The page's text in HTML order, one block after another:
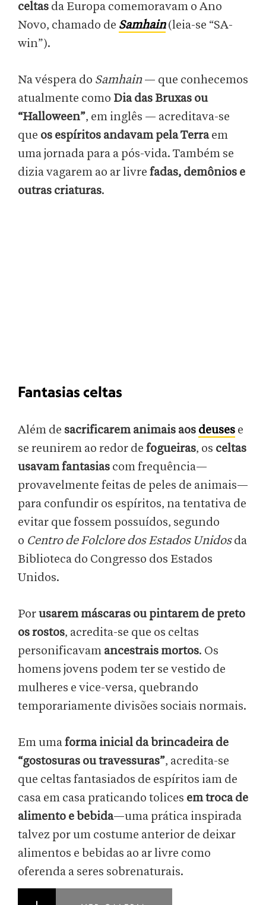
celtas da Europa comemoravam o Ano
Novo, chamado de Samhain(leia-se “SA-
win”).
Na véspera do Samhain— que conhecemos
atualmente como Dia das Bruxas ou
“Halloween”, em inglês — acreditava-se
que os espíritos andavam pela Terraem
uma jornada para a pós-vida. Também se
dizia vagarem ao ar livre fadas, demônios e
outras criaturas.
Fantasias celtas
Além de sacrificarem animais aos deuses e
se reunirem ao redor de fogueiras, os celtas
usavam fantasias com frequência—
provavelmente feitas de peles de animais—
para confundir os espíritos, na tentativa de
evitar que fossem possuídos, segundo
o Centro de Folclore dos Estados Unidosda
Biblioteca do Congresso dos Estados
Unidos.
Porusarem máscaras ou pintarem de preto
os rostos, acredita-se que os celtas
personificavam ancestrais mortos. Os
homens jovens podem ter se vestido de
mulheres e vice-versa, quebrando
temporariamente divisões sociais normais.
Em umaforma inicial da brincadeira de
“gostosuras ou travessuras”, acredita-se
que celtas fantasiados de espíritos iam de
casa em casa praticando tolices em troca de
alimento e bebida—uma prática inspirada
talvez por um costume anterior de deixar
alimentos e bebidas ao ar livre como
oferenda a seres sobrenaturais.